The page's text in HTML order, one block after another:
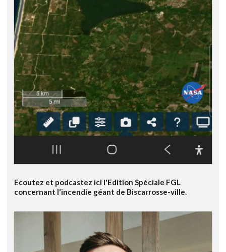
Ecoutez et podcastez ici l'Edition Spéciale FGL
concernant l'incendie géant de Biscarrosse-ville.